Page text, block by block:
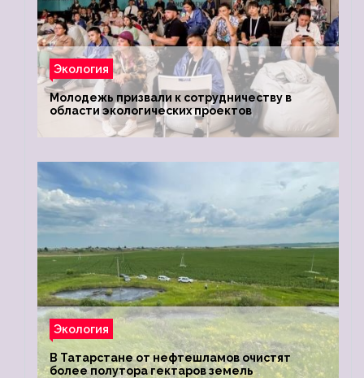
Экология
Молодежь призвали к сотрудничеству в
области экологических проектов
Экология
В Татарстане от нефтешламов очистят
более полутора гектаров земель